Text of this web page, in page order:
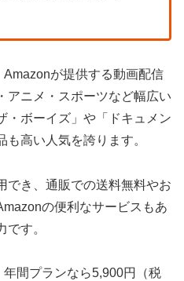
が提供する動画配信
アニメ・スポーツなど幅広い
・ボーイズ」や「ドキュメン
高い人気を誇ります。
でき、通販での送料無料やお
の便利なサービスもあ
す。
間プランなら5,900円（税